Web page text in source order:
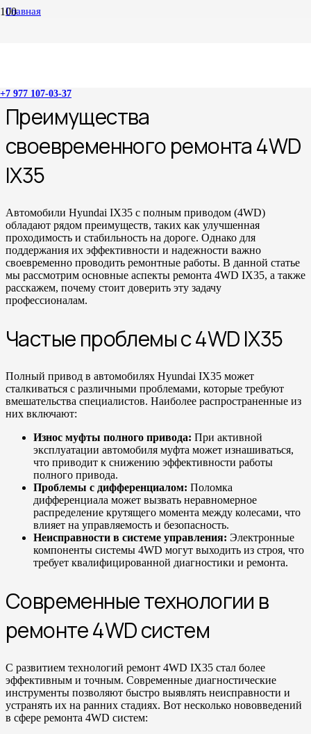
+7 977 107-03-37
Главная
Преимущества
своевременного ремонта 4WD
IX35
Автомобили Hyundai IX35 с полным приводом (4WD)
обладают рядом преимуществ, таких как улучшенная
проходимость и стабильность на дороге. Однако для
поддержания их эффективности и надежности важно
своевременно проводить ремонтные работы. В данной статье
мы рассмотрим основные аспекты ремонта 4WD IX35, а также
расскажем, почему стоит доверить эту задачу
профессионалам.
Частые проблемы с 4WD IX35
Полный привод в автомобилях Hyundai IX35 может
сталкиваться с различными проблемами, которые требуют
вмешательства специалистов. Наиболее распространенные из
них включают:
Износ муфты полного привода: При активной
эксплуатации автомобиля муфта может изнашиваться,
что приводит к снижению эффективности работы
полного привода.
Проблемы с дифференциалом: Поломка
дифференциала может вызвать неравномерное
распределение крутящего момента между колесами, что
влияет на управляемость и безопасность.
Неисправности в системе управления: Электронные
компоненты системы 4WD могут выходить из строя, что
требует квалифицированной диагностики и ремонта.
Современные технологии в
ремонте 4WD систем
С развитием технологий ремонт 4WD IX35 стал более
эффективным и точным. Современные диагностические
инструменты позволяют быстро выявлять неисправности и
устранять их на ранних стадиях. Вот несколько нововведений
в сфере ремонта 4WD систем: